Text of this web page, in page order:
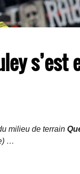
s’est
milieu de terrain
…